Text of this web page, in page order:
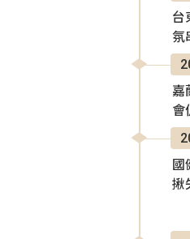
台
氛
嘉
會
國
揪